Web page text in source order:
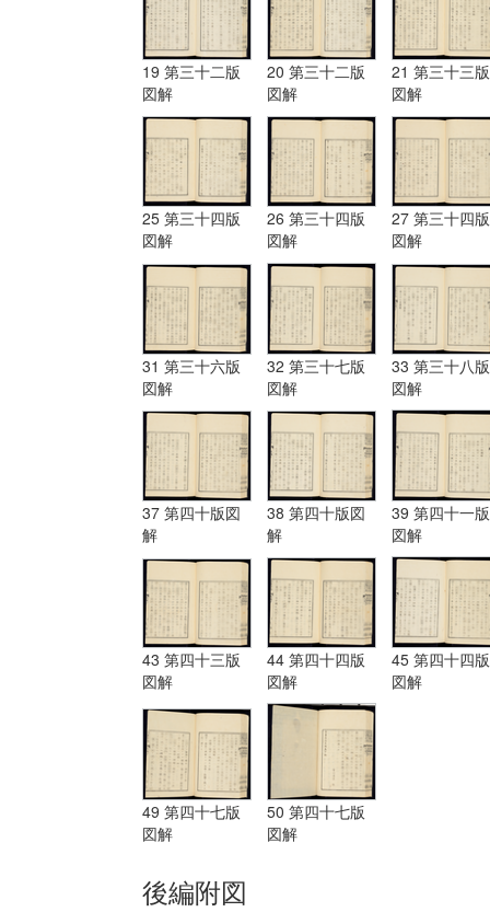
19 第三十二版
図解
20 第三十二版
図解
21 第三十三版
図解
25 第三十四版
図解
26 第三十四版
図解
27 第三十四版
図解
31 第三十六版
図解
32 第三十七版
図解
33 第三十八版
図解
37 第四十版図
解
38 第四十版図
解
39 第四十一版
図解
43 第四十三版
図解
44 第四十四版
図解
45 第四十四版
図解
49 第四十七版
図解
50 第四十七版
図解
後編附図